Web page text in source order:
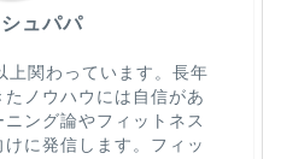
ュパパ
上関わっています。長年
ノウハウには自信があ
ング論やフィットネス
に発信します。フィッ